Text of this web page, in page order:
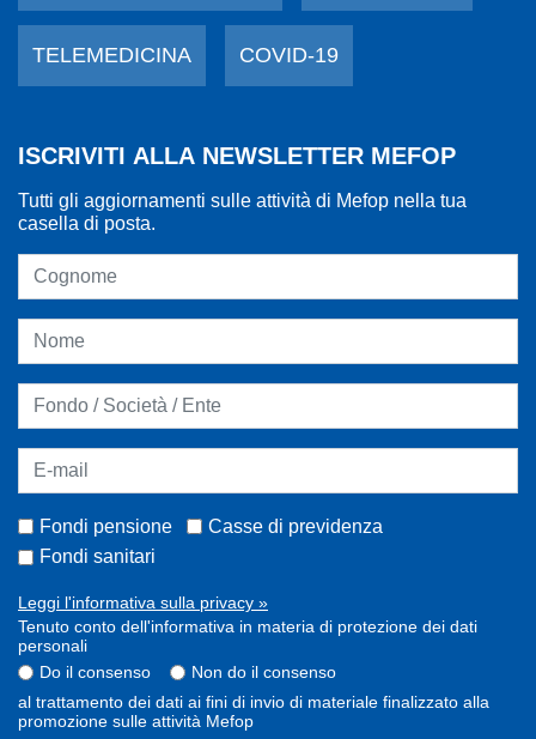
TELEMEDICINA COVID-19
ISCRIVITI ALLA NEWSLETTER MEFOP
Tutti gli aggiornamenti sulle attività di Mefop nella tua
casella di posta.
Fondi pensione
Casse di previdenza
Fondi sanitari
Leggi l'informativa sulla privacy »
Tenuto conto dell'informativa in materia di protezione dei dati
personali
Do il consenso
Non do il consenso
al trattamento dei dati ai fini di invio di materiale finalizzato alla
promozione sulle attività Mefop